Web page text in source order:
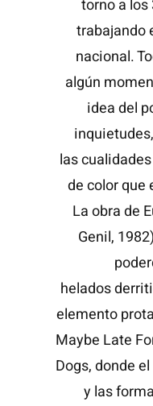
torno a los
trabajando
nacional.
algún
idea del
las
de color que
La obra de
Genil,
helados
elemento
Maybe Late
Dogs, donde
y las